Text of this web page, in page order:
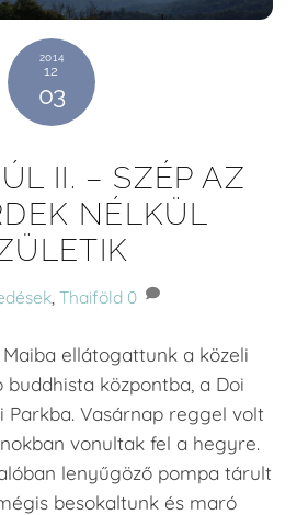
2014
12
03
II. – SZÉP AZ
NÉLKÜL
,Thaiföld 0
ellátogattunk a közeli
központba, a Doi
Parkba. Vasárnap reggel volt
vonultak fel a hegyre.
lenyűgöző pompa tárult
besokaltunk és maró